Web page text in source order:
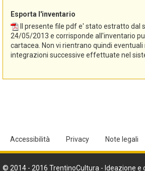
segg. = seguenti
tit. = titolo
v. = vedi
vol. = volume
SP = Sigillum pendens (sigillo pendente)
SN = Signum notarii
Esporta l'inventario
Il presente file pdf e' stato estratto dal
24/05/2013 e corrisponde all'inventario
cartacea. Non vi rientrano quindi
integrazioni successive effettuate nel
Accessibilità Privacy Note legali
© 2014 - 2016 TrentinoCultura - Ideazione e